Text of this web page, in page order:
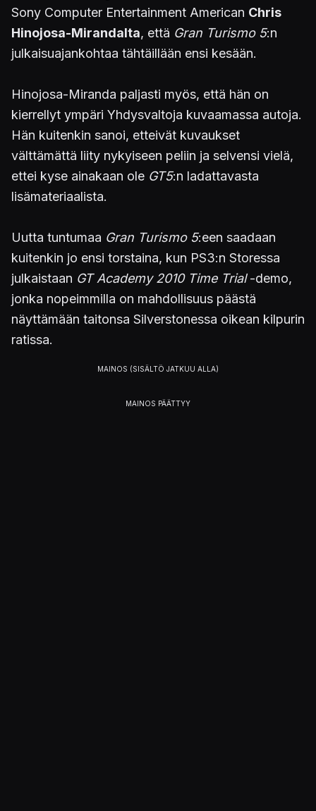
Sony Computer Entertainment American Chris
Hinojosa-Mirandalta, että Gran Turismo 5:n
julkaisuajankohtaa tähtäillään ensi kesään.
Hinojosa-Miranda paljasti myös, että hän on
kierrellyt ympäri Yhdysvaltoja kuvaamassa autoja.
Hän kuitenkin sanoi, etteivät kuvaukset
välttämättä liity nykyiseen peliin ja selvensi vielä,
ettei kyse ainakaan ole GT5:n ladattavasta
lisämateriaalista.
Uutta tuntumaa Gran Turismo 5:een saadaan
kuitenkin jo ensi torstaina, kun PS3:n Storessa
julkaistaan GT Academy 2010 Time Trial-demo,
jonka nopeimmilla on mahdollisuus päästä
näyttämään taitonsa Silverstonessa oikean kilpurin
ratissa.